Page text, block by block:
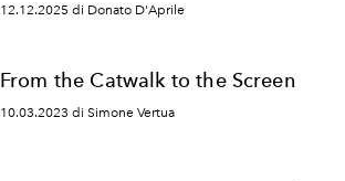
12.12.2025 di Donato D'Aprile
From the Catwalk to the Screen
10.03.2023 di Simone Vertua